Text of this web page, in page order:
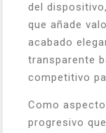
del
que añade
acabado
transparente
competitivo
Como
progresivo